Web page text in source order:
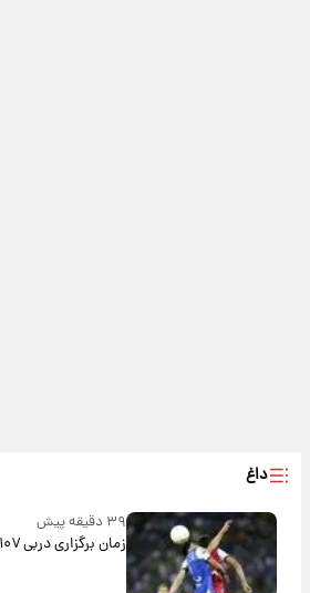
داغ
۳۹ دقیقه پیش
زمان برگزاری دربی ۱۰۷ اعلام شد؟